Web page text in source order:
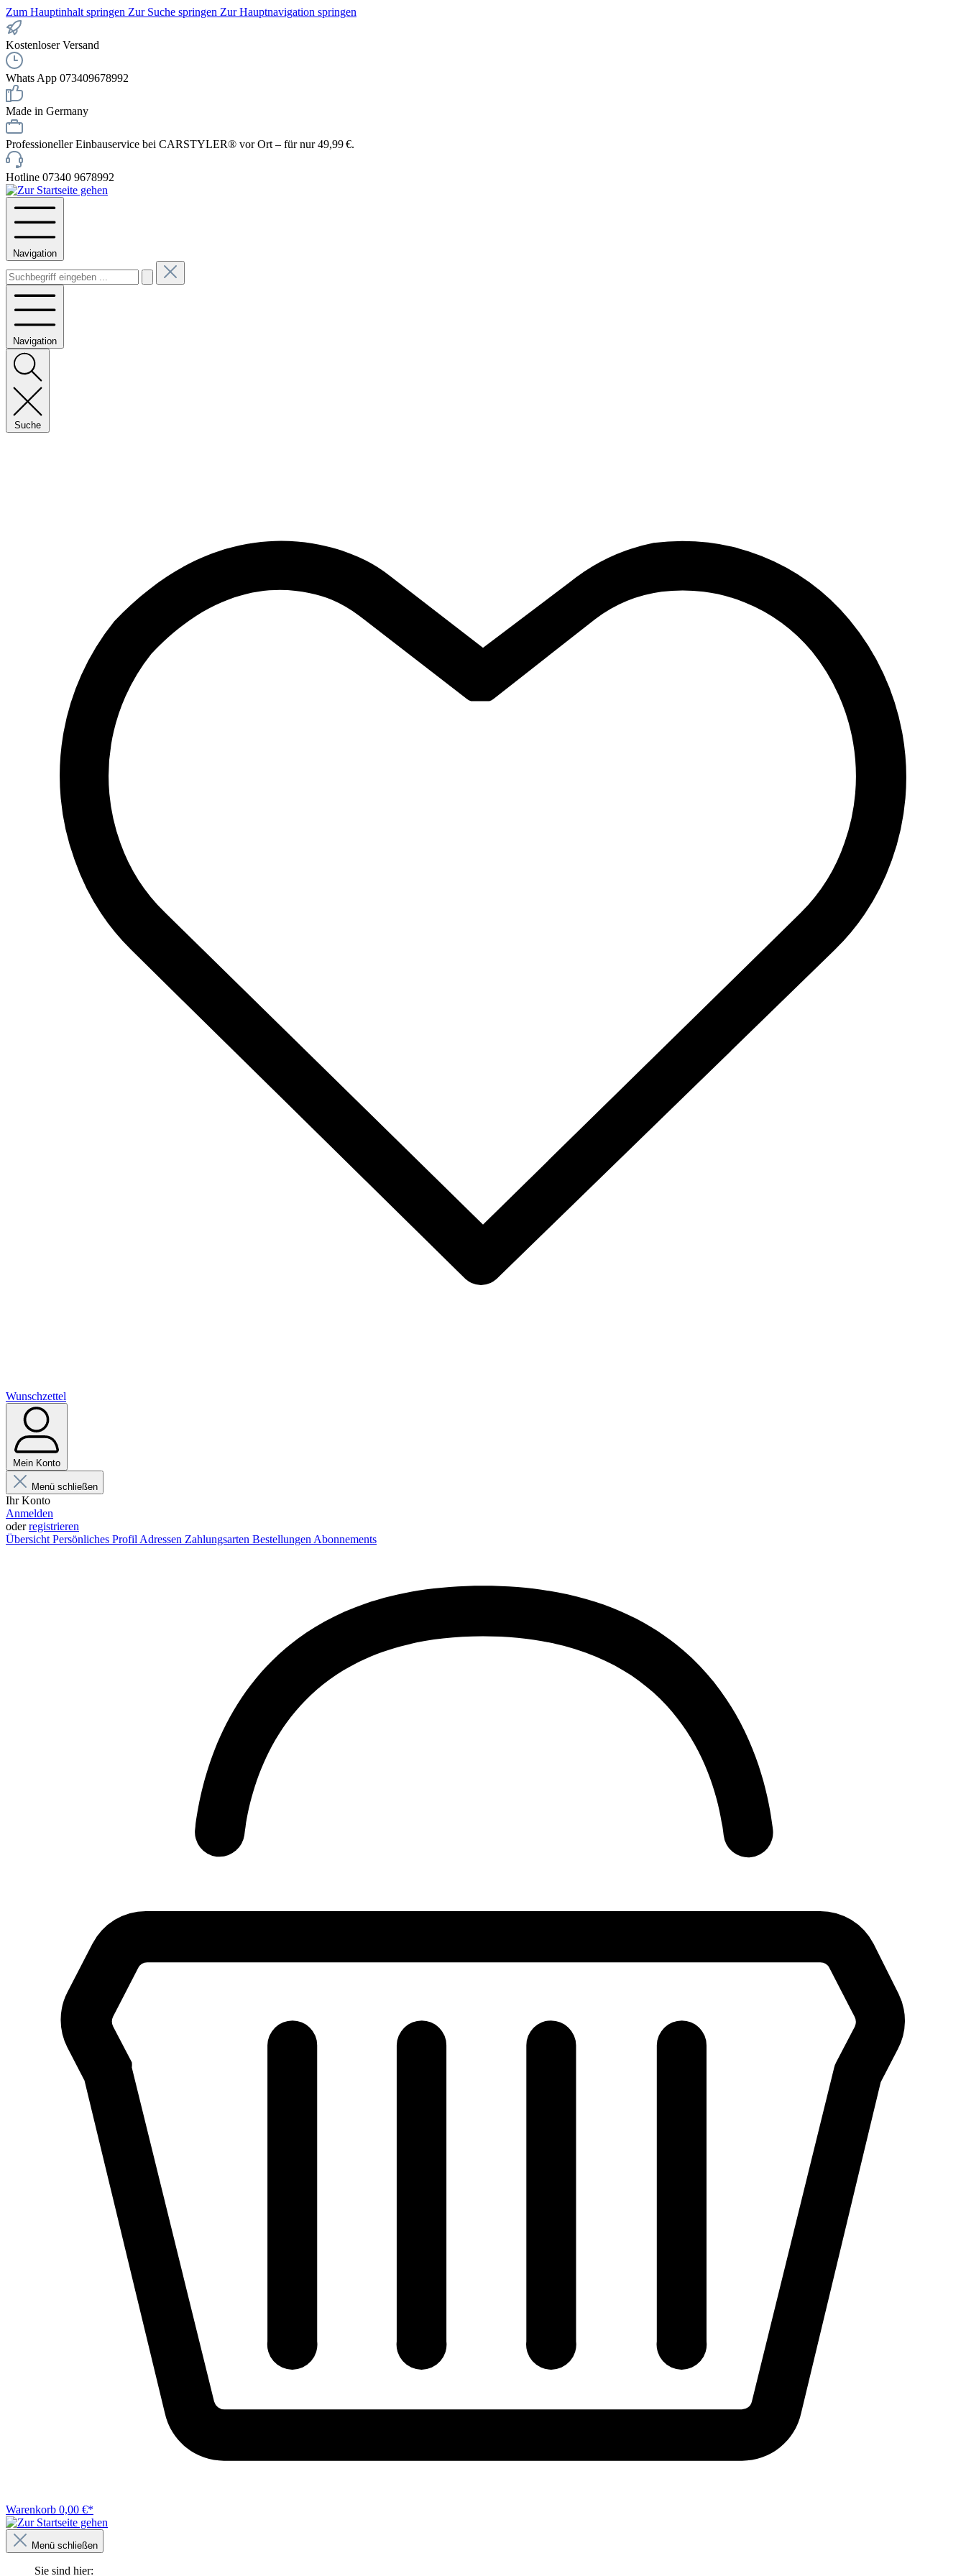
Zum Hauptinhalt springen Zur Suche springen Zur Hauptnavigation springen
Kostenloser Versand
Whats App 073409678992
Made in Germany
Professioneller Einbauservice bei CARSTYLER® vor Ort – für nur 49,99 €.
Hotline 07340 9678992
Navigation
Navigation
Suche
Wunschzettel
Mein Konto
Menü schließen
Ihr Konto
Anmelden
oderregistrieren
Übersicht Persönliches Profil Adressen Zahlungsarten Bestellungen Abonnements
Warenkorb 0,00 €*
Menü schließen
Sie sind hier: